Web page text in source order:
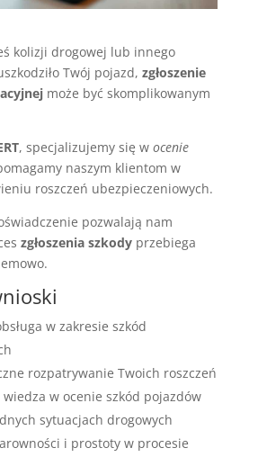
kolizji drogowej lub innego
Twój pojazd, zgłoszenie
może być skomplikowanym
, specjalizujemy się w ocenie
naszym klientom w
roszczeń ubezpieczeniowych.
pozwalają nam
zgłoszenia szkodyprzebiega
w zakresie szkód
rozpatrywanie Twoich roszczeń
w ocenie szkód pojazdów
sytuacjach drogowych
i prostoty w procesie